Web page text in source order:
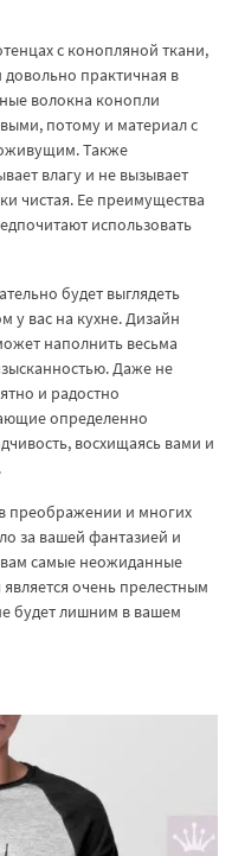
с конопляной ткани,
практичная в
волокна конопли
потому и материал с
Также
влагу и не вызывает
чистая. Ее преимущества
использовать
будет выглядеть
у вас на кухне. Дизайн
наполнить весьма
Даже не
и радостно
определенно
восхищаясь вами и
преображении и многих
за вашей фантазией и
самые неожиданные
очень прелестным
будет лишним в вашем